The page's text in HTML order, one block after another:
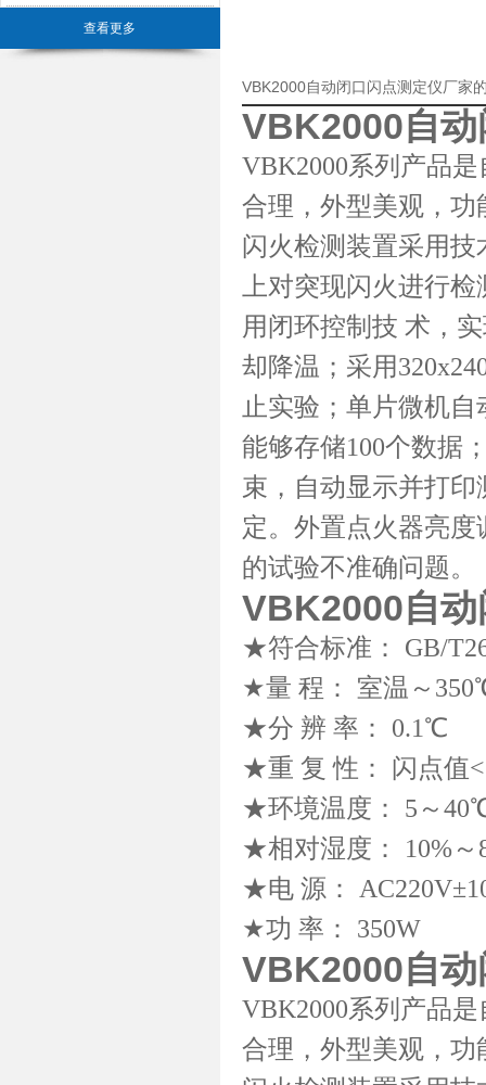
查看更多
VBK2000自动闭口闪点测定仪厂家
VBK2000自
VBK2000系列产品
合理，外型美观，
闪火检测装置采用
上对突现闪火进行
用闭环控制技 术，
却降温；采用
止实验；单片微机
能够存储100个数据
束，自动显示并打
定。外置点火器亮
的试验不准确问题。
VBK2000自
★符合标准： GB/
★量 程： 室温～
★分 辨 率： 0.1℃
★重 复 性： 闪点值
★环境温度： 5～
★相对湿度： 10%～
★电 源：
★功 率： 350W
VBK2000自
VBK2000系列产品
合理，外型美观，